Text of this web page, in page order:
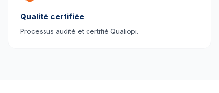
Qualité certifiée
Processus audité et certifié Qualiopi.